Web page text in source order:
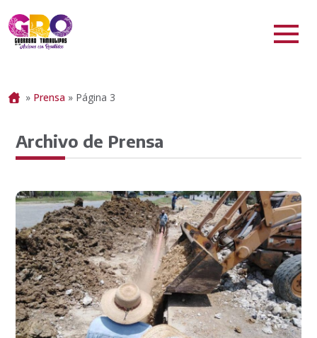
Portada
» Prensa » Página 3
Archivo de Prensa